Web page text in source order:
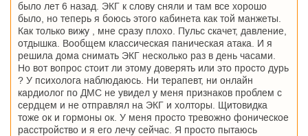
было лет 6 назад. ЭКГ к слову сняли и там все хорошо
было, но теперь я боюсь этого кабинета как той манжеты.
Как только вижу , мне сразу плохо. Пульс скачет, давление,
отдышка. Вообщем классическая паническая атака. И я
решила дома снимать ЭКГ несколько раз в день часами.
Но вот вопрос стоит ли этому доверять или это просто дурь
? У психолога наблюдаюсь. Ни терапевт, ни онлайн
кардиолог по ДМС не увидел у меня признаков проблем с
сердцем и не отправлял на ЭКГ и холторы. Щитовидка
тоже ок и гормоны ок. У меня просто тревожно фоническое
расстройство и я его лечу сейчас. Я просто пытаюсь